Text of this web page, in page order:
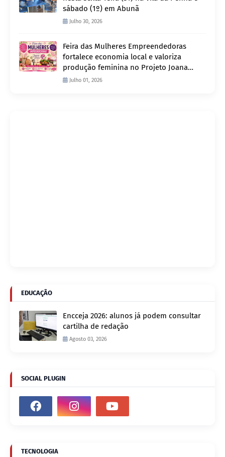
sábado (1º) em Abunã
Julho 30, 2026
Feira das Mulheres Empreendedoras
fortalece economia local e valoriza
produção feminina no Projeto Joana
D’ArcJulho 01, 2026
EDUCAÇÃO
Encceja 2026: alunos já podem consultar
cartilha de redação
Agosto 03, 2026
SOCIAL PLUGIN
TECNOLOGIA